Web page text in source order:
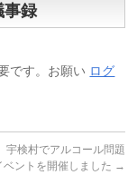
録
です。お願い ログ
宇検村でアルコール問題
ベントを開催しました →